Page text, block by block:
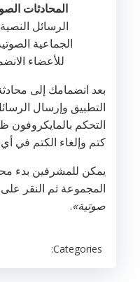
المحادثات
الرسائل
الجماعية
للأعضاء
بعد انضمامك إلى
التطبيق وإرسال
التحكم
كتم وإلغاء الكتم في
يمكن للمشرفين بدء
المجموعة ثم النقر
صوتية».
Categories: